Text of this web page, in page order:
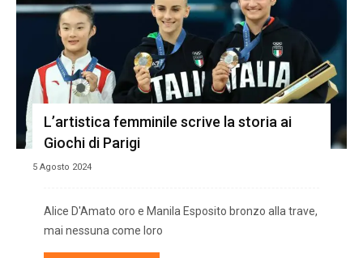
L’artistica femminile scrive la storia ai
Giochi di Parigi
5 Agosto 2024
Alice D'Amato oro e Manila Esposito bronzo alla trave,
mai nessuna come loro